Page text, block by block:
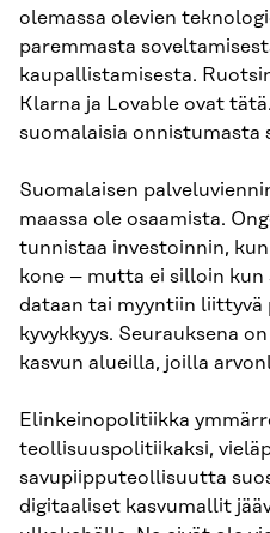
olemassa olevien
paremmasta
kaupallistamisesta.
Klarna ja Lovable ovat
suomalaisia onnistumasta
Suomalaisen
maassa ole osaamista.
tunnistaa investoinnin,
kone – mutta ei silloin
dataan tai myyntiin liittyvä
kyvykkyys. Seurauksena
kasvun alueilla, joilla
Elinkeinopolitiikka
teollisuuspolitiikaksi,
savupiipputeollisuutta
digitaaliset kasvumallit